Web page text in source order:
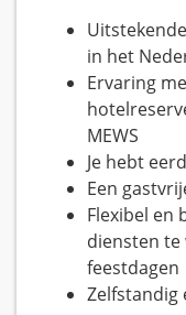
in het
Ervaring
MEWS
Je hebt
Een
Flexibel en
diensten te
feestdagen
Zelfstandig